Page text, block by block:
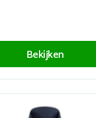
Bekijken